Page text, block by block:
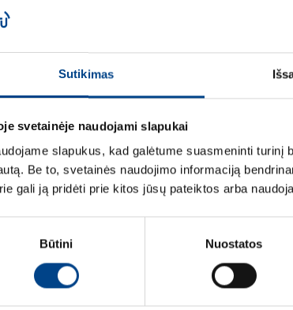
Sutikimas
svetainėje naudojami slapukai
slapukus, kad galėtume suasmeninti
Be to, svetainės naudojimo informaciją
gali ją pridėti prie kitos jūsų pateiktos arba
Būtini Nuostatos
klausimus.